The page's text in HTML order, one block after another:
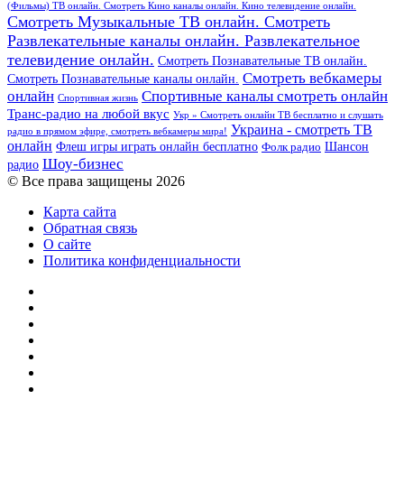
(Фильмы) ТВ онлайн. Смотреть Кино каналы онлайн. Кино телевидение онлайн.
Смотреть Музыкальные ТВ онлайн. Смотреть
Развлекательные каналы онлайн. Развлекательное
телевидение онлайн. Смотреть Познавательные ТВ онлайн.
Смотреть Познавательные каналы онлайн. Смотреть вебкамеры
онлайн Спортивная жизнь Спортивные каналы смотреть онлайн
Транс-радио на любой вкус Укр » Смотреть онлайн ТВ бесплатно и слушать
радио в прямом эфире, смотреть вебкамеры мира! Украина - смотреть ТВ
онлайн Флеш игры играть онлайн бесплатно Фолк радио Шансон
радио Шоу-бизнес
© Все права защищены 2026
Карта сайта
Обратная связь
О сайте
Политика конфиденциальности